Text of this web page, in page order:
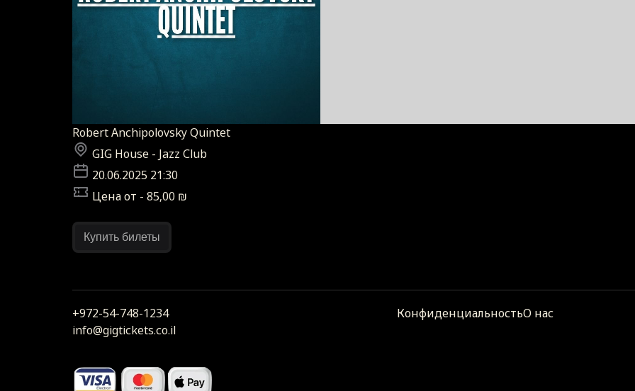
Robert Anchipolovsky Quintet
GIG House - Jazz Club
20.06.2025 21:30
Цена от - 85,00 ₪
Купить билеты
+972-54-748-1234
info@gigtickets.co.il
КонфиденциальностьО нас